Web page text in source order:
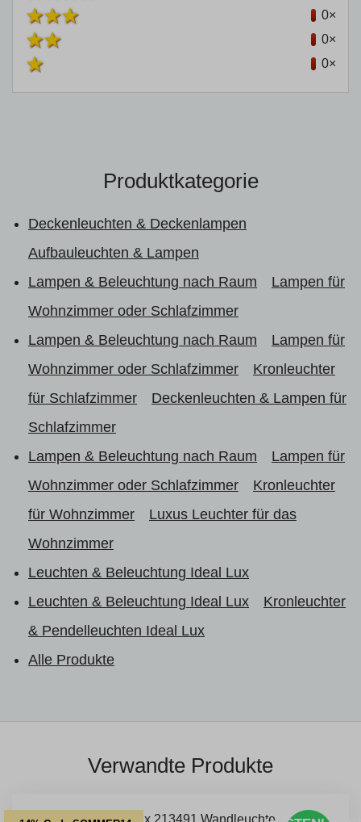
0×
0×
0×
Produktkategorie
Deckenleuchten & Deckenlampen
Aufbauleuchten & Lampen
Lampen & Beleuchtung nach Raum
Lampen für
Wohnzimmer oder Schlafzimmer
Lampen & Beleuchtung nach Raum
Lampen für
Wohnzimmer oder Schlafzimmer
Kronleuchter
für Schlafzimmer
Deckenleuchten & Lampen für
Schlafzimmer
Lampen & Beleuchtung nach Raum
Lampen für
Wohnzimmer oder Schlafzimmer
Kronleuchter
für Wohnzimmer
Luxus Leuchter für das
Wohnzimmer
Leuchten & Beleuchtung Ideal Lux
Leuchten & Beleuchtung Ideal Lux
Kronleuchter
& Pendelleuchten Ideal Lux
Alle Produkte
Verwandte Produkte